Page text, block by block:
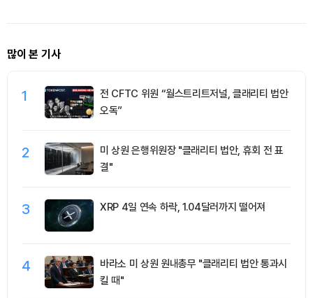
많이 본 기사
1
전 CFTC 위원 “월스트리트저널, 클래리티 법안
오독”
2
미 상원 은행위원장 "클래리티 법안, 휴회 전 표
결"
3 XRP 4일 연속 하락, 1.04달러까지 떨어져
4
바라소 미 상원 원내총무 "클래리티 법안 통과시
킬 때"